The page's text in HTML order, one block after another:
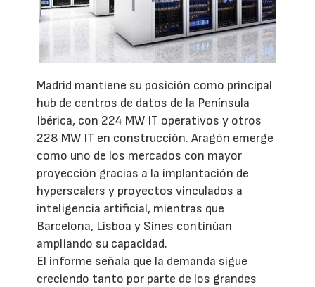
Madrid mantiene su posición como principal
hub de centros de datos de la Península
Ibérica, con 224 MW IT operativos y otros
228 MW IT en construcción. Aragón emerge
como uno de los mercados con mayor
proyección gracias a la implantación de
hyperscalers y proyectos vinculados a
inteligencia artificial, mientras que
Barcelona, Lisboa y Sines continúan
ampliando su capacidad.
El informe señala que la demanda sigue
creciendo tanto por parte de los grandes